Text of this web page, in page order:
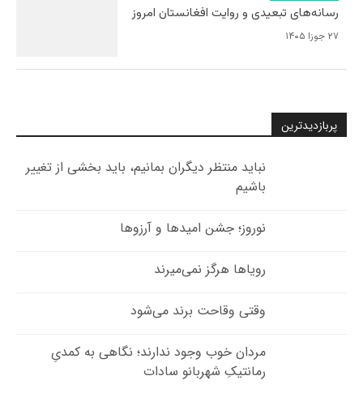
رسانه‌های تبعیدی و روایت افغانستان امروز
۲۷ جوزا ۱۴۰۵
پربازدیدترین
نباید منتظر دیگران بمانیم، باید بخشی از تغییر
باشیم
نوروز؛ جشن امیدها و آرزوها
رویاها هرگز نمی‌میرند
وقتی وقاحت برند می‌شود
مردان خوب وجود ندارند؛ نگاهی به کمدیِ
رمانتیکِ شهربانو سادات